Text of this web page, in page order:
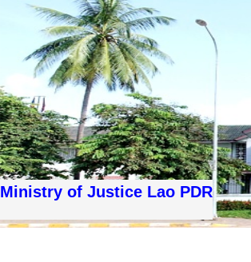
Ministry of Justice Lao PDR